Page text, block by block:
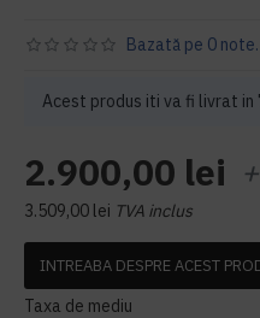
Acest produs iti va fi livrat in
Bazată pe 0 note.
2.900,00 lei
3.509,00 lei TVA inclus
INTREABA DESPRE ACEST
Taxa de mediu